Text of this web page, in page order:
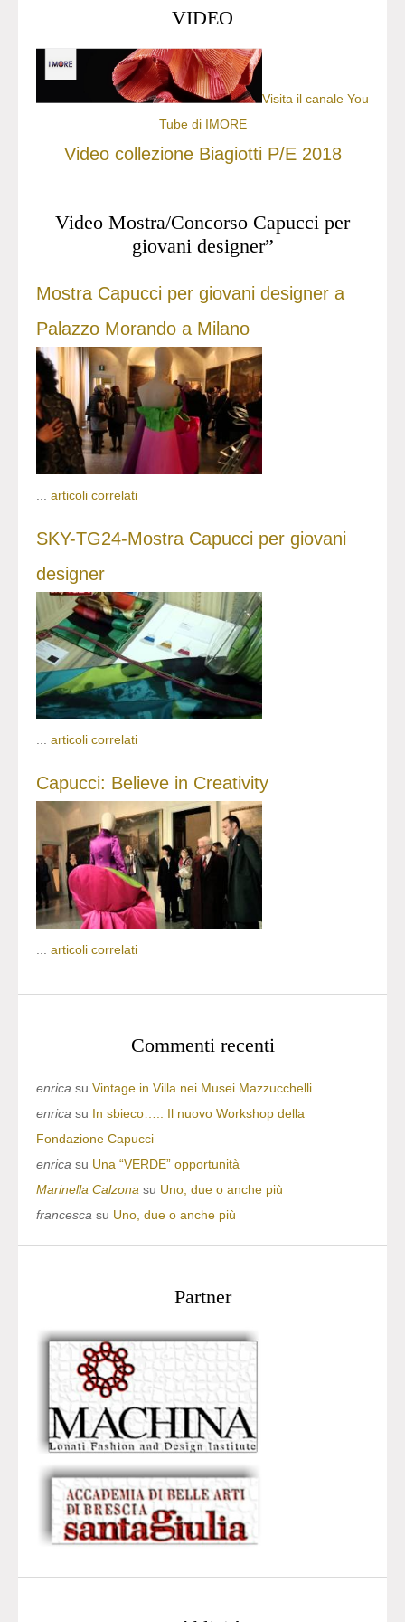
VIDEO
Visita il canale You
Tube di IMORE
Video collezione Biagiotti P/E 2018
Video Mostra/Concorso Capucci per
giovani designer”
Mostra Capucci per giovani designer a
Palazzo Morando a Milano
articoli correlati
SKY-TG24-Mostra Capucci per giovani
designer
... articoli correlati
Capucci: Believe in Creativity
articoli correlati
Commenti recenti
enrica su Vintage in Villa nei Musei Mazzucchelli
enrica su In sbieco….. Il nuovo Workshop della
Fondazione Capucci
enrica su Una “VERDE” opportunità
Marinella Calzona su Uno, due o anche più
francesca su Uno, due o anche più
Partner